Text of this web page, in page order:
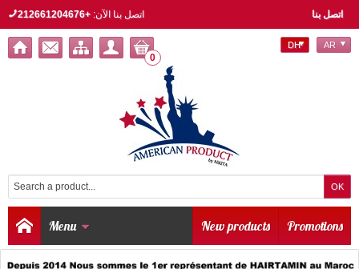
اتصل بنا اتصل بنا الآن:+212661204676
0
DH AR
Menu Promotions
New products